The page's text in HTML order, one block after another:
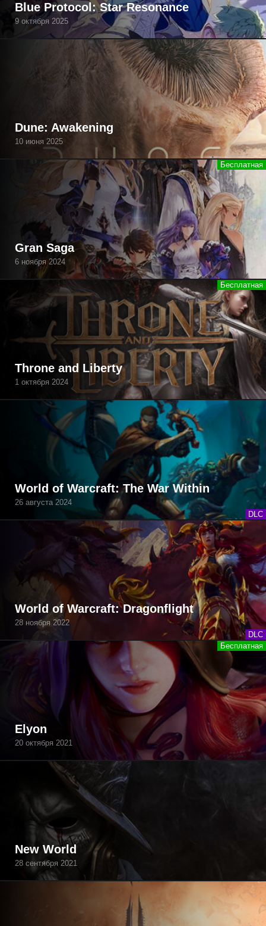
Blue Protocol: Star Resonance
9 октября 2025
Dune: Awakening
10 июня 2025
Gran Saga
6 ноября 2024
Throne and Liberty
1 октября 2024
DLC
World of Warcraft: The War Within
26 августа 2024
DLC
World of Warcraft: Dragonflight
28 ноября 2022
Elyon
20 октября 2021
New World
28 сентября 2021